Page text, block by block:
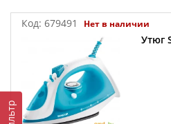
Код: 679491 Нет в наличии
Утюг